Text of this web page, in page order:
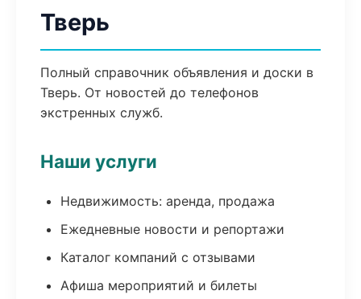
Тверь
Полный справочник объявления и доски в
Тверь. От новостей до телефонов
экстренных служб.
Наши услуги
Недвижимость: аренда, продажа
Ежедневные новости и репортажи
Каталог компаний с отзывами
Афиша мероприятий и билеты